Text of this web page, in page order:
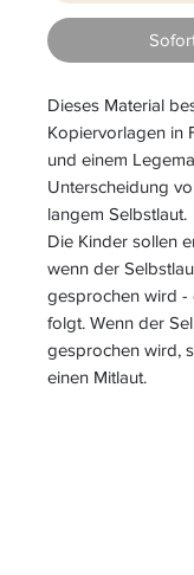
Dieses Material
Kopiervorlagen in
und einem
Unterscheidung
langem Selbstlaut.
Die Kinder sollen
wenn der
gesprochen wird -
folgt. Wenn der
gesprochen wird,
einen Mitlaut.